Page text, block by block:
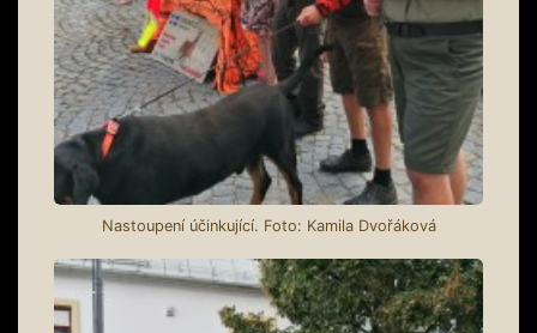
Nastoupení účinkující. Foto: Kamila Dvořáková